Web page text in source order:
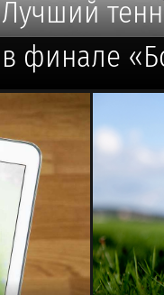
Лучший
в финале